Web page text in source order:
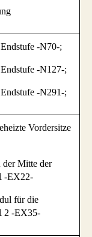
-N70-;
-N127-;
-N291-;
Vordersitze
der Mitte der
-EX22-
für die
2 -EX35-